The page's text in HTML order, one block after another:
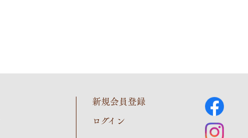
新規会員登録
ログイン